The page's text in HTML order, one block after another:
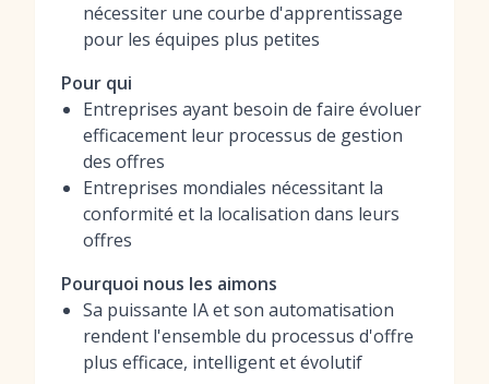
nécessiter une courbe d'apprentissage
pour les équipes plus petites
Pour qui
Entreprises ayant besoin de faire évoluer
efficacement leur processus de gestion
des offres
Entreprises mondiales nécessitant la
conformité et la localisation dans leurs
offres
Pourquoi nous les aimons
Sa puissante IA et son automatisation
rendent l'ensemble du processus d'offre
plus efficace, intelligent et évolutif